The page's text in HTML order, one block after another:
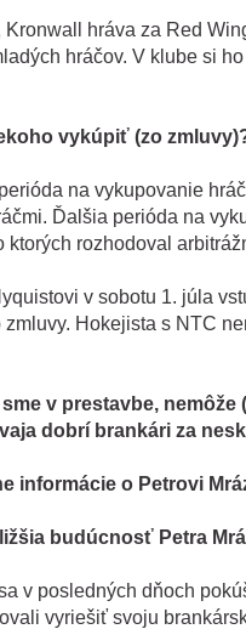
Kronwall hráva za Red
hráčov. V klube si
vykúpiť (zo
na vykupovanie
Ďalšia perióda na
ktorých rozhodoval
v sobotu 1. júla
zmluvy. Hokejista s NTC
sme v prestavbe,
dobrí brankári za
informácie o Petrovi
budúcnosť Petra
v posledných dňoch
vyriešiť svoju